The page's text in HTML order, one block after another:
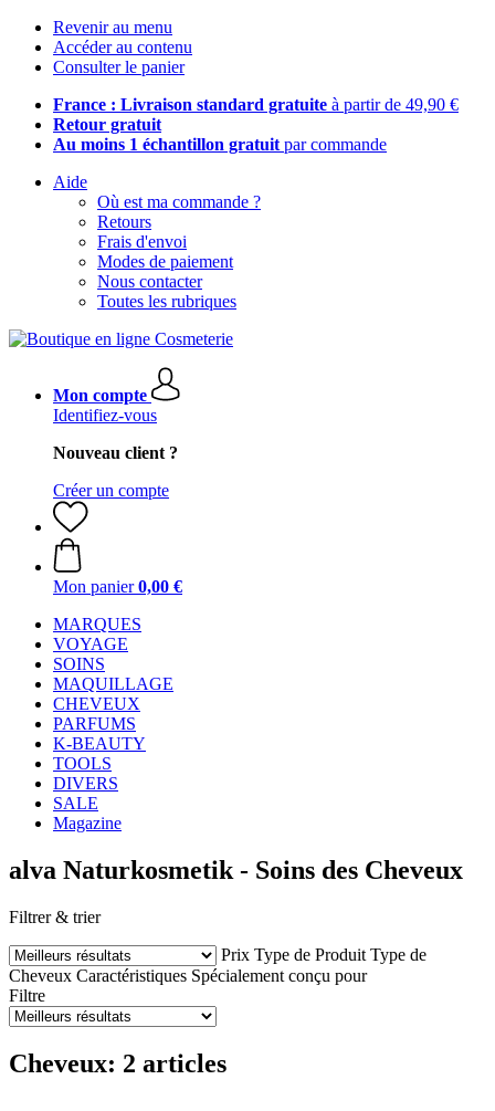
Revenir au menu
Accéder au contenu
Consulter le panier
France : Livraison standard gratuite à partir de 49,90 €
Retour gratuit
Au moins 1 échantillon gratuit par commande
Aide
Où est ma commande ?
Retours
Frais d'envoi
Modes de paiement
Nous contacter
Toutes les rubriques
Mon compte
Identifiez-vous
Nouveau client ?
Créer un compte
Mon panier 0,00 €
MARQUES
VOYAGE
SOINS
MAQUILLAGE
CHEVEUX
PARFUMS
K-BEAUTY
TOOLS
DIVERS
SALE
Magazine
alva Naturkosmetik - Soins des Cheveux
Filtrer & trier
Prix Type de Produit Type de
Cheveux Caractéristiques Spécialement conçu pour
Filtre
Cheveux: 2 articles